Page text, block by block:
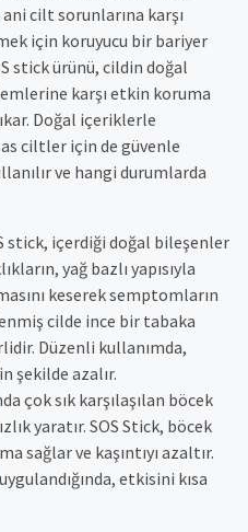
cilt sorunlarına karşı
için koruyucu bir bariyer
stick ürünü, cildin doğal
karşı etkin koruma
Doğal içeriklerle
ciltler için de güvenle
ve hangi durumlarda
stick, içerdiği doğal bileşenler
yağ bazlı yapısıyla
keserek semptomların
cilde ince bir tabaka
Düzenli kullanımda,
azalır.
çok sık karşılaşılan böcek
yaratır. SOS Stick, böcek
sağlar ve kaşıntıyı azaltır.
etkisini kısa